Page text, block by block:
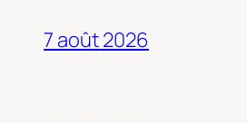
7 août 2026